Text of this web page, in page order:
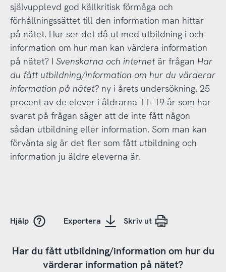
självupplevd god källkritisk förmåga och
förhållningssättet till den information man hittar
på nätet. Hur ser det då ut med utbildning i och
information om hur man kan värdera information
på nätet? I Svenskarna och internetär frågan Har
du fått utbildning/information om hur du värderar
information på nätet?ny i årets undersökning. 25
procent av de elever i åldrarna 11–19 år som har
svarat på frågan säger att de inte fått någon
sådan utbildning eller information. Som man kan
förvänta sig är det fler som fått utbildning och
information ju äldre eleverna är.
Hjälp Exportera Skriv ut
Har du fått utbildning/information om hur du
värderar information på nätet?